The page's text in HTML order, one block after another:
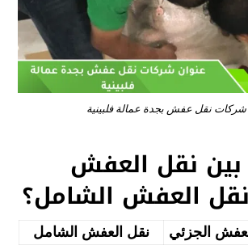
نقل عفش بجدة عمالة فلبينية
بين نقل العفش
العفش الشامل؟
الجزئي نقل العفش الشامل